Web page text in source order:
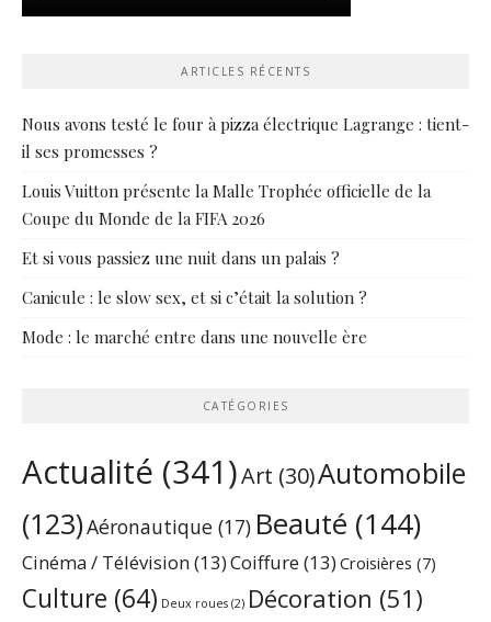
ARTICLES RÉCENTS
Nous avons testé le four à pizza électrique Lagrange : tient-
il ses promesses ?
Louis Vuitton présente la Malle Trophée officielle de la
Coupe du Monde de la FIFA 2026
Et si vous passiez une nuit dans un palais ?
Canicule : le slow sex, et si c’était la solution ?
Mode : le marché entre dans une nouvelle ère
CATÉGORIES
Actualité (341)Art (30)Automobile
(123)Aéronautique (17) Beauté (144)
Cinéma / Télévision(13)Coiffure(13) Croisières (7)
Culture (64) Deux roues (2) Décoration (51)